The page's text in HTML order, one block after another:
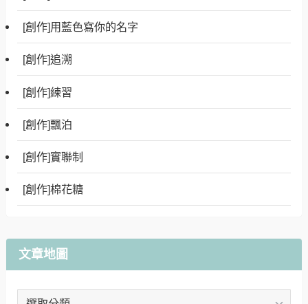
[創作]用藍色寫你的名字
[創作]追溯
[創作]練習
[創作]飄泊
[創作]實聯制
[創作]棉花糖
文章地圖
文